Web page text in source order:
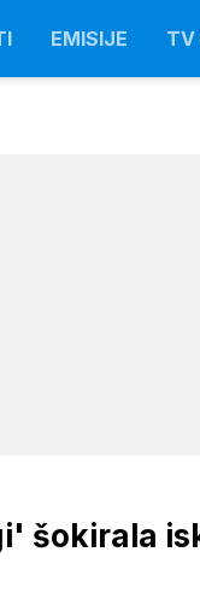
EMISIJE TV
šokirala